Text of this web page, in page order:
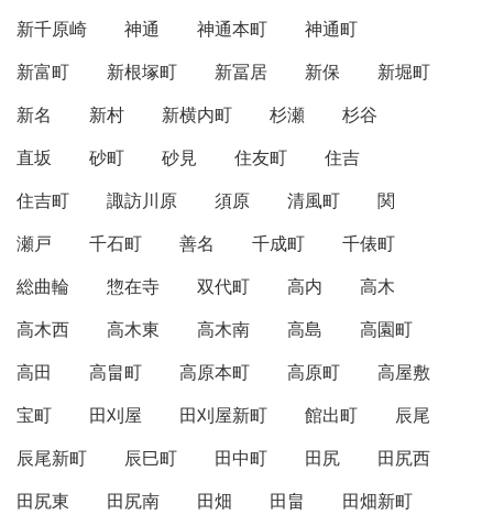
新千原崎
神通 神通本町
神通町
新富町
新根塚町 新冨居 新保
新堀町
新名
新村 新横内町 杉瀬
杉谷
直坂
砂町 砂見 住友町
住吉
住吉町
諏訪川原 須原 清風町
関
瀬戸
千石町 善名 千成町
千俵町
総曲輪
惣在寺 双代町 高内
高木
高木西
高木東 高木南 高島
高園町
高田
高畠町 高原本町 高原町
高屋敷
宝町
田刈屋 田刈屋新町 館出町
辰尾
辰尾新町
辰巳町 田中町 田尻
田尻西
田尻東
田尻南 田畑 田畠
田畑新町